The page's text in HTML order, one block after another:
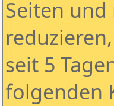
Seiten und
seit 5
folgenden